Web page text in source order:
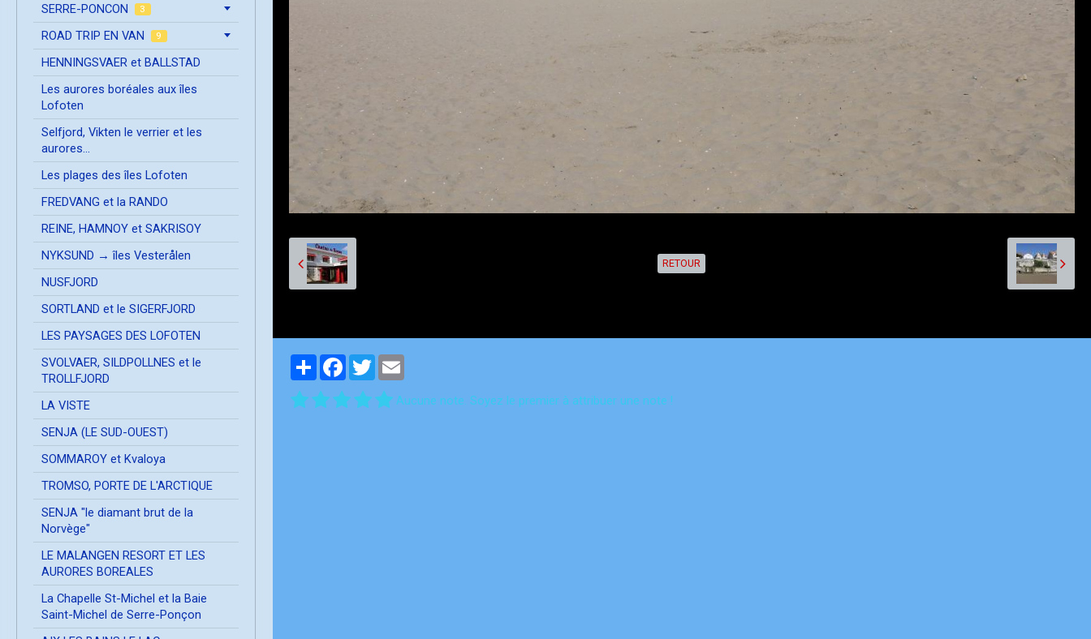
RETOUR
PartagerFacebook
Twitter
Aucune note. Soyez le premier à attribuer une note !
SERRE-PONCON 3
ROAD TRIP EN VAN 9
HENNINGSVAER et BALLSTAD
Les aurores boréales aux îles
Lofoten
Selfjord, Vikten le verrier et les
aurores...
Les plages des îles Lofoten
FREDVANG et la RANDO
REINE, HAMNOY et SAKRISOY
NYKSUND → îles Vesterålen
NUSFJORD
SORTLAND et le SIGERFJORD
LES PAYSAGES DES LOFOTEN
SVOLVAER, SILDPOLLNES et le
TROLLFJORD
LA VISTE
SENJA (LE SUD-OUEST)
SOMMAROY et Kvaloya
TROMSO, PORTE DE L'ARCTIQUE
SENJA "le diamant brut de la
Norvège"
LE MALANGEN RESORT ET LES
AURORES BOREALES
La Chapelle St-Michel et la Baie
Saint-Michel de Serre-Ponçon